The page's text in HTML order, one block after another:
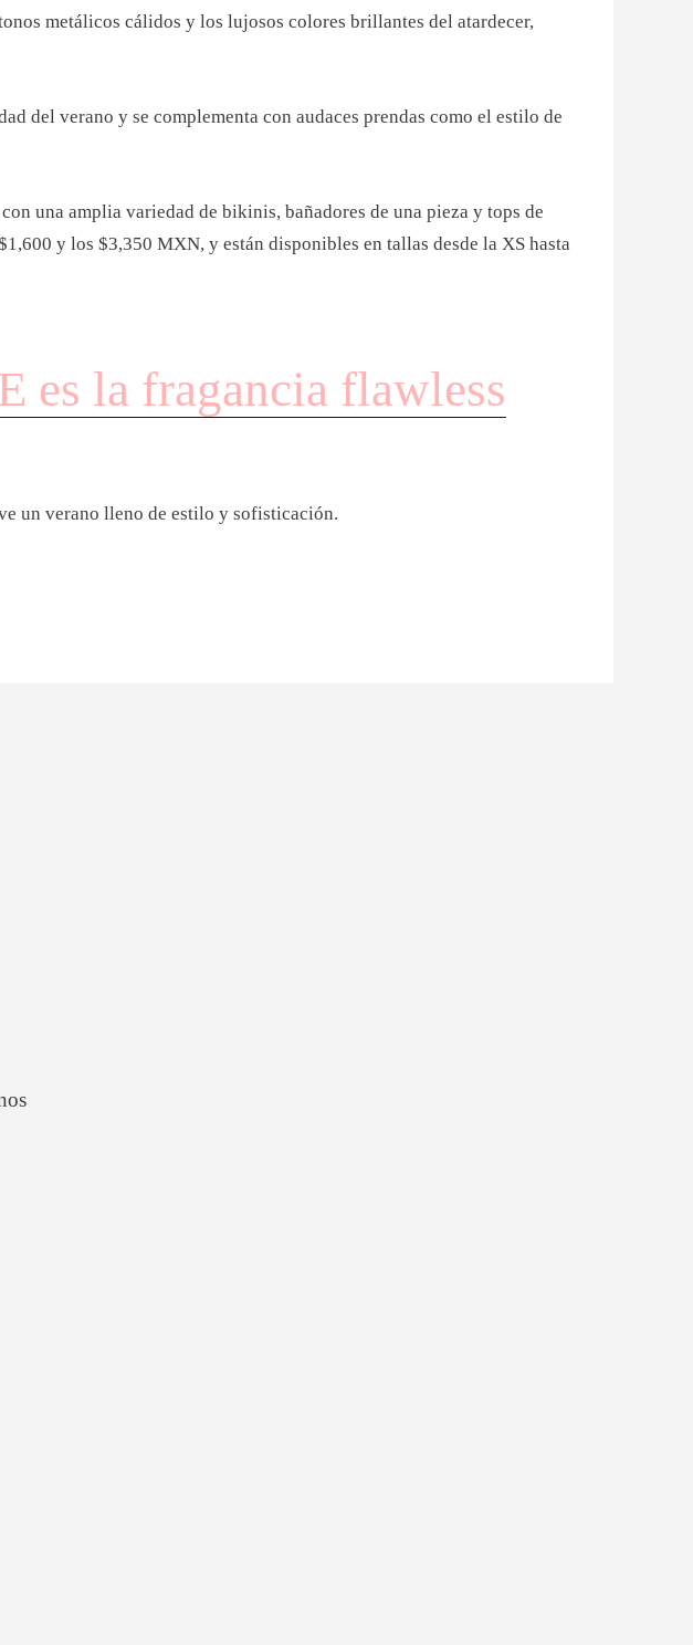
metálicos cálidos y los lujosos colores brillantes del atardecer,
del verano y se complementa con audaces prendas como el estilo de
una amplia variedad de bikinis, bañadores de una pieza y tops de
y los $3,350 MXN, y están disponibles en tallas desde la XS hasta
es la fragancia flawless
un verano lleno de estilo y sofisticación.